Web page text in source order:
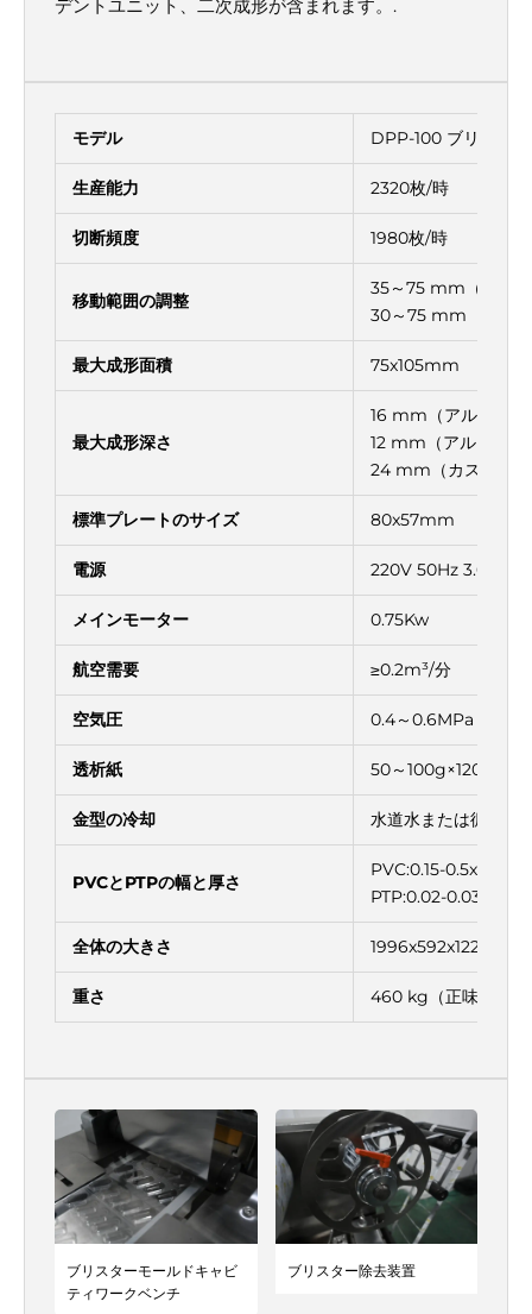
デントユニット、二次成形が含まれます。.
モデル DPP-100 ブリスタ
生産能力 2320枚/時
切断頻度 1980枚/時
移動範囲の調整
35～75 mm（アル
30～75 mm（アル
最大成形面積 75x105mm
最大成形深さ
16 mm（アルミニウ
12 mm（アルミニウ
24 mm（カスタマ
標準プレートのサイズ 80x57mm
電源 220V 50Hz 3.0Kw
メインモーター 0.75Kw
航空需要 ≥0.2m³/分
空気圧 0.4～0.6MPa
透析紙 50～100g×120mm
金型の冷却 水道水または循環水
PVCとPTPの幅と厚さ
PVC:0.15-
PTP:0.02-
全体の大きさ 1996x592x1229mm
重さ 460 kg（正味重量
ブリスターモールドキャビ
ティワークベンチ
ブリスター除去装置